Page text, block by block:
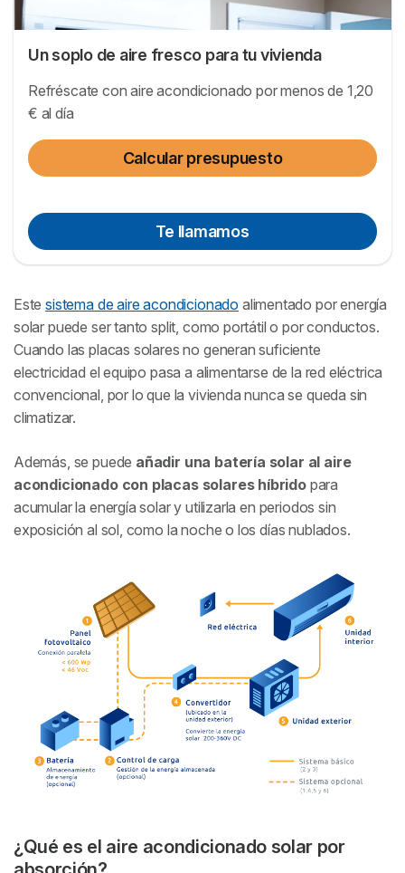
Un soplo de aire fresco para tu vivienda
Refréscate con aire acondicionado por menos de 1,20
€ al día
Calcular presupuesto
Te llamamos
Estesistema de aire acondicionado alimentado por energía
solar puede ser tanto split, como portátil o por conductos.
Cuando las placas solares no generan suficiente
electricidad el equipo pasa a alimentarse de la red eléctrica
convencional, por lo que la vivienda nunca se queda sin
climatizar.
Además, se puede añadir una batería solar al aire
acondicionado con placas solares híbridopara
acumular la energía solar y utilizarla en periodos sin
exposición al sol, como la noche o los días nublados.
¿Qué es el aire acondicionado solar por